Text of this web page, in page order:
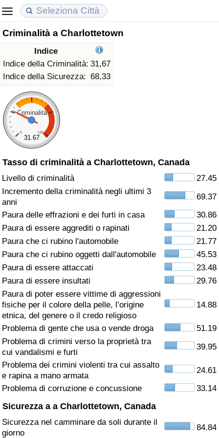
Criminalità a Charlottetown
Indice
Indice della Criminalità: 31,67
Indice della Sicurezza: 68,33
Criminalità
0 120
31.67
Tasso di criminalità a Charlottetown, Canada
Livello di criminalità
27.45
Incremento della criminalità negli ultimi 3
anni
69.37
Paura delle effrazioni e dei furti in casa
30.86
Paura di essere aggrediti o rapinati
21.20
Paura che ci rubino l'automobile
21.77
Paura che ci rubino oggetti dall'automobile
45.53
Paura di essere attaccati
23.48
Paura di essere insultati
29.76
Paura di poter essere vittime di aggressioni
fisiche per il colore della pelle, l’origine
etnica, del genere o il credo religioso
14.88
Problema di gente che usa o vende droga
51.19
Problema di crimini verso la proprietà tra
cui vandalismi e furti
39.95
Problema dei crimini violenti tra cui assalto
e rapina a mano armata
24.61
Problema di corruzione e concussione
33.14
Sicurezza a a Charlottetown, Canada
Sicurezza nel camminare da soli durante il
giorno
84.84
Costo della vita
Indice Del Costo Della Vita (corrente)
Indice Del Costo Della Vita
Indice del Costo della Vita per Nazione
ad Aqaba
Prezzi degli immobili
Indice del Prezzo delle Case (Corrente)
Indice del Prezzo delle Case
Indice del Prezzo delle Case per Nazione
Qualità della Vita
Indice della Qualità della Vita
Indice della Qualità della Vita (Corrente)
Indice della qualità della vita per Paese
Criminalità
Indice del Tasso di Criminalità (Corrente)
Indice della Criminalità
Indice di criminalità per paese
Assistenza Sanitaria
Indice dell’Assistenza Sanitaria (Corrente)
Indice dell’Assistenza Sanitaria
Indice dell’Assistenza Sanitaria per
Nazione
Inquinamento
Indice dell’Inquinamento (Corrente)
Indice dell’Inquinamento per Nazione